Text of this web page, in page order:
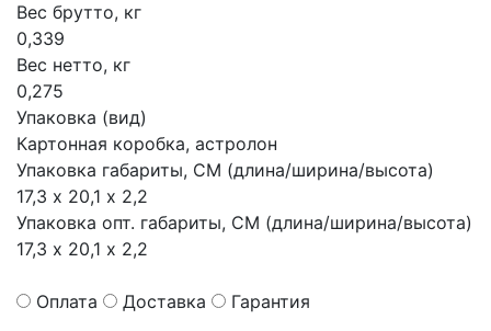
Вес брутто, кг
0,339
Вес нетто, кг
0,275
Упаковка (вид)
Картонная коробка, астролон
Упаковка габариты, СМ (длина/ширина/высота)
17,3 х 20,1 х 2,2
Упаковка опт. габариты, СМ (длина/ширина/высота)
17,3 х 20,1 х 2,2
Оплата Доставка Гарантия